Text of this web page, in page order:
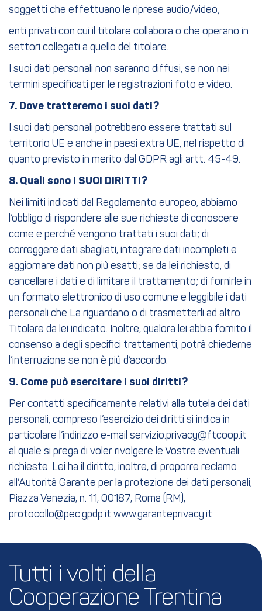
soggetti che effettuano le riprese audio/video;
enti privati con cui il titolare collabora o che operano in
settori collegati a quello del titolare.
I suoi dati personali non saranno diffusi, se non nei
termini specificati per le registrazioni foto e video.
7. Dove tratteremo i suoi dati?
I suoi dati personali potrebbero essere trattati sul
territorio UE e anche in paesi extra UE, nel rispetto di
quanto previsto in merito dal GDPR agli artt. 45-49.
8. Quali sono i SUOI DIRITTI?
Nei limiti indicati dal Regolamento europeo, abbiamo
l’obbligo di rispondere alle sue richieste di conoscere
come e perché vengono trattati i suoi dati; di
correggere dati sbagliati, integrare dati incompleti e
aggiornare dati non più esatti; se da lei richiesto, di
cancellare i dati e di limitare il trattamento; di fornirle in
un formato elettronico di uso comune e leggibile i dati
personali che La riguardano o di trasmetterli ad altro
Titolare da lei indicato. Inoltre, qualora lei abbia fornito il
consenso a degli specifici trattamenti, potrà chiederne
l’interruzione se non è più d’accordo.
9. Come può esercitare i suoi diritti?
Per contatti specificamente relativi alla tutela dei dati
personali, compreso l’esercizio dei diritti si indica in
particolare l’indirizzo e-mail servizio.privacy@ftcoop.it
al quale si prega di voler rivolgere le Vostre eventuali
richieste. Lei ha il diritto, inoltre, di proporre reclamo
all’Autorità Garante per la protezione dei dati personali,
Piazza Venezia, n. 11, 00187, Roma (RM),
protocollo@pec.gpdp.it www.garanteprivacy.it
Tutti i volti della
Cooperazione Trentina